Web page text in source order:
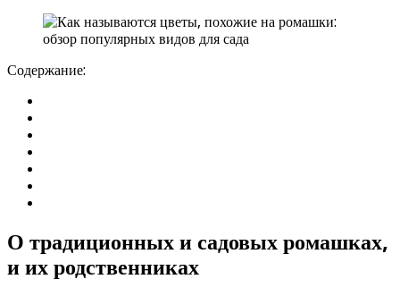
Содержание:
О традиционных и садовых ромашках,
и их родственниках